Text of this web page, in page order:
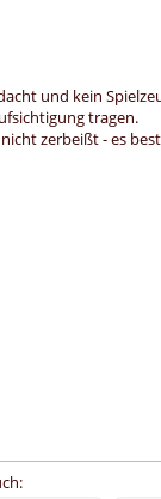
und kein
tragen.
zerbeißt - es